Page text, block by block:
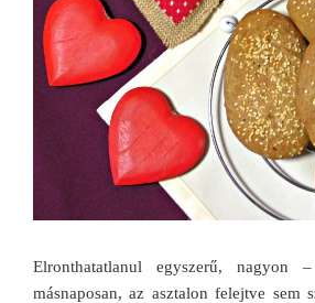
Elronthatatlanul egyszerű, nagyon
másnaposan, az asztalon felejtve sem